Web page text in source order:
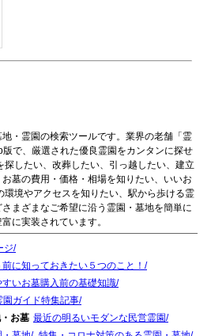
・霊園の検索ツールです。業界の老舗「霊
で、厳選された優良霊園をカンタンに探せ
探したい、改葬したい、引っ越したい、建立
墓の費用・価格・相場を知りたい、いいお
環境やアクセスを知りたい、駅から歩ける霊
まざまなご希望に沿う霊園・墓地を簡単に
に実装されています。
ジ
に知っておきたい５つのこと！
いお墓購入前の基礎知識
園ガイド特集記事
お墓 最近の明るいモダンな民営霊園